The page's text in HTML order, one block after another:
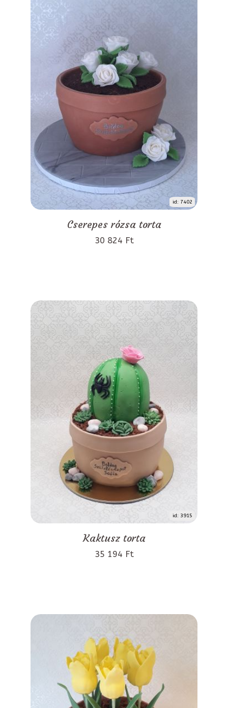
id: 7402
Cserepes rózsa torta
30 824 Ft
id: 3915
Kaktusz torta
35 194 Ft